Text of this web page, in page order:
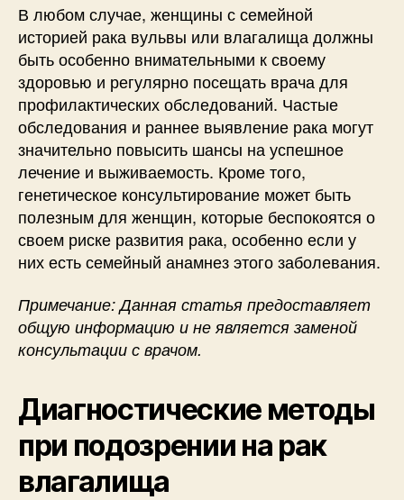
В любом случае, женщины с семейной
историей рака вульвы или влагалища должны
быть особенно внимательными к своему
здоровью и регулярно посещать врача для
профилактических обследований. Частые
обследования и раннее выявление рака могут
значительно повысить шансы на успешное
лечение и выживаемость. Кроме того,
генетическое консультирование может быть
полезным для женщин, которые беспокоятся о
своем риске развития рака, особенно если у
них есть семейный анамнез этого заболевания.
Примечание: Данная статья предоставляет
общую информацию и не является заменой
консультации с врачом.
Диагностические методы
при подозрении на рак
влагалища